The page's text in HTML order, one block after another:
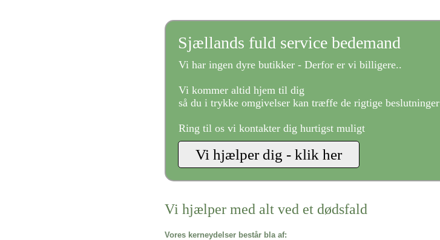
Sjællands fuld service bedemand
Vi har ingen dyre butikker - Derfor er vi billigere..
Vi kommer altid hjem til dig
så du i trykke omgivelser kan træffe de rigtige beslutninger
Ring til os vi kontakter dig hurtigst muligt
Vi hjælper med alt ved et dødsfald
Vores kerneydelser består bla af: